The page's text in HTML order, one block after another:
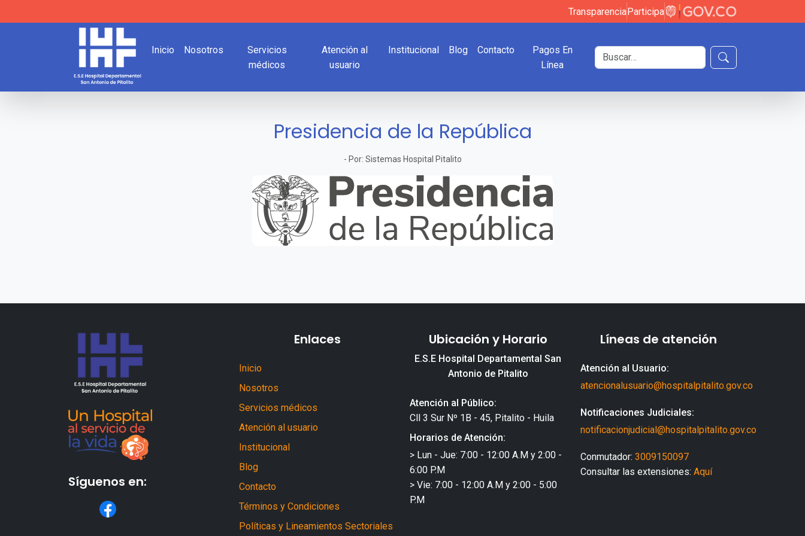
TransparenciaParticipa
Inicio Nosotros
Servicios
médicos
Atención al
usuario
Institucional Blog Contacto
Pagos En
Línea
Buscar en el sitio
Buscar
Presidencia de la República
- Por: Sistemas Hospital Pitalito
Síguenos en:
Enlaces
Inicio
Nosotros
Servicios médicos
Atención al usuario
Institucional
Blog
Contacto
Términos y Condiciones
Políticas y Lineamientos Sectoriales
Ubicación y Horario
E.S.E Hospital Departamental San
Antonio de Pitalito
Atención al Público:
Cll 3 Sur Nº 1B - 45, Pitalito - Huila
Horarios de Atención:
> Lun - Jue: 7:00 - 12:00 A.M y 2:00 -
6:00 P.M
> Vie: 7:00 - 12:00 A.M y 2:00 - 5:00
P.M
Líneas de atención
Atención al Usuario:
atencionalusuario@hospitalpitalito.gov.co
Notificaciones Judiciales:
notificacionjudicial@hospitalpitalito.gov.co
Conmutador: 3009150097
Consultar las extensiones: Aquí